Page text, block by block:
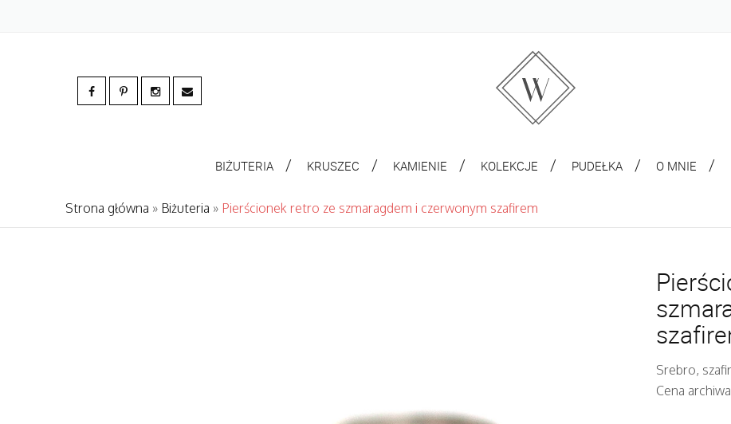
BIŻUTERIA KRUSZEC KAMIENIE KOLEKCJE PUDEŁKA O MNIE
Strona główna » Biżuteria » Pierścionek retro ze szmaragdem i czerwonym szafirem
Srebro,
Cena